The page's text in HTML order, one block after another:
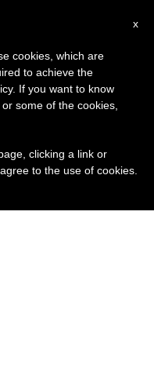
x
cookies, which are
to achieve the
If you want to know
some of the cookies,
clicking a link or
to the use of cookies.